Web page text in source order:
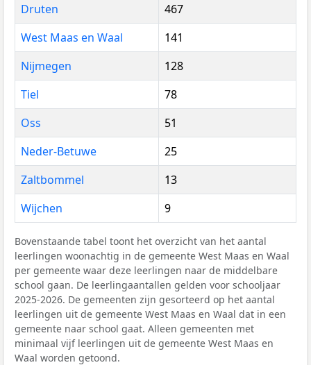
Druten
467
West Maas en Waal
141
Nijmegen
128
Tiel
78
Oss
51
Neder-Betuwe
25
Zaltbommel
13
Wijchen
9
Bovenstaande tabel toont het overzicht van het aantal
leerlingen woonachtig in de gemeente West Maas en Waal
per gemeente waar deze leerlingen naar de middelbare
school gaan. De leerlingaantallen gelden voor schooljaar
2025-2026. De gemeenten zijn gesorteerd op het aantal
leerlingen uit de gemeente West Maas en Waal dat in een
gemeente naar school gaat. Alleen gemeenten met
minimaal vijf leerlingen uit de gemeente West Maas en
Waal worden getoond.